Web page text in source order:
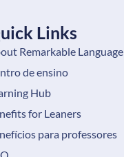
Links
Remarkable Language
de ensino
Hub
for Leaners
para professores